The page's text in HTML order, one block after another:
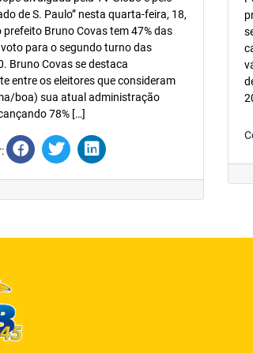
de S. Paulo” nesta quarta-feira, 18,
Bruno Covas tem 47% das
para o segundo turno das
Bruno Covas se destaca
entre os eleitores que consideram
boa) sua atual administração
78% […]